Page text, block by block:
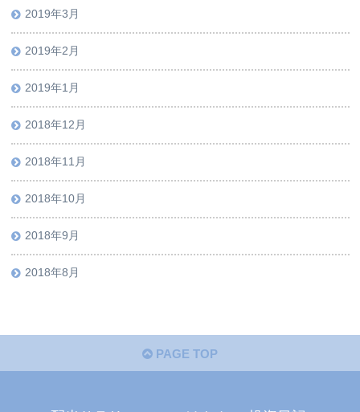
2019年3月
2019年2月
2019年1月
2018年12月
2018年11月
2018年10月
2018年9月
2018年8月
PAGE TOP